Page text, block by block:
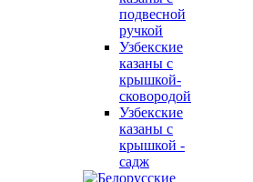
подвесной
ручкой
Узбекские
казаны с
крышкой-
сковородой
Узбекские
казаны с
крышкой -
садж